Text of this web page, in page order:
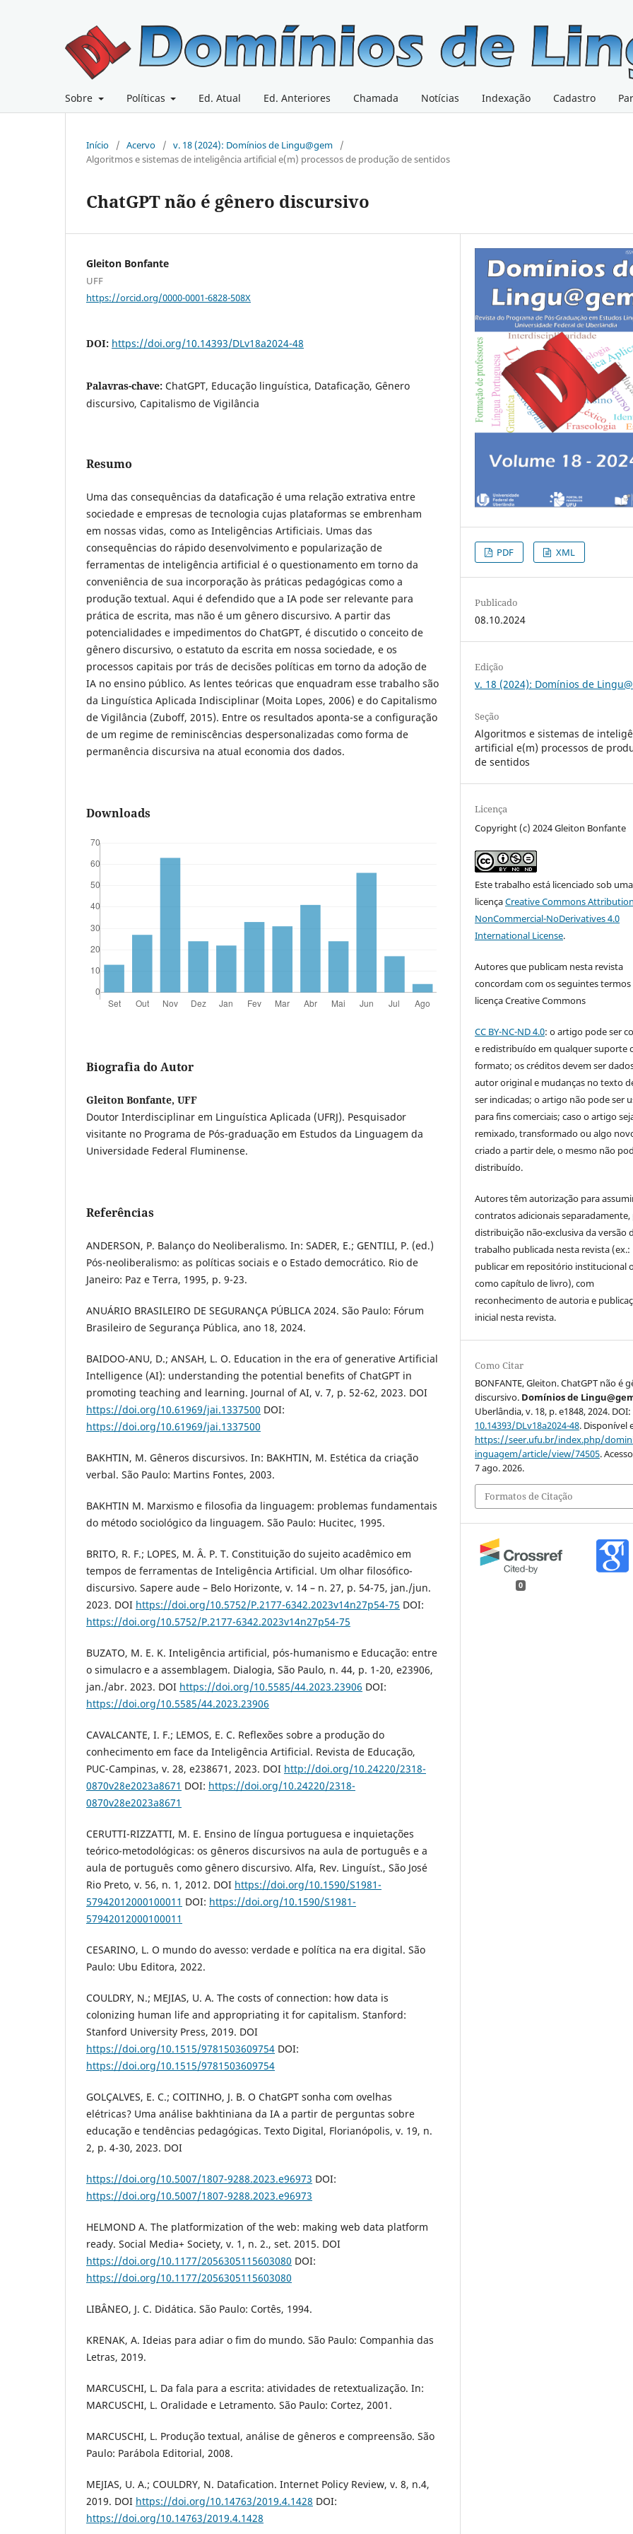
Sobre Políticas Ed. Atual Ed. Anteriores Chamada Notícias Indexação Cadastro
Início / Acervo / v. 18 (2024): Domínios de Lingu@gem
/
Algoritmos e sistemas de inteligência artificial e(m) processos de produção de sentidos
ChatGPT não é gênero discursivo
Gleiton Bonfante
UFF
https://orcid.org/0000-0001-6828-508X
DOI: https://doi.org/10.14393/DLv18a2024-48
Palavras-chave: ChatGPT, Educação linguística, Dataficação, Gênero
discursivo, Capitalismo de Vigilância
Resumo
Uma das consequências da dataficação é uma relação extrativa entre
sociedade e empresas de tecnologia cujas plataformas se embrenham
em nossas vidas, como as Inteligências Artificiais. Umas das
consequências do rápido desenvolvimento e popularização de
ferramentas de inteligência artificial é o questionamento em torno da
conveniência de sua incorporação às práticas pedagógicas como a
produção textual. Aqui é defendido que a IA pode ser relevante para
prática de escrita, mas não é um gênero discursivo. A partir das
potencialidades e impedimentos do ChatGPT, é discutido o conceito de
gênero discursivo, o estatuto da escrita em nossa sociedade, e os
processos capitais por trás de decisões políticas em torno da adoção de
IA no ensino público. As lentes teóricas que enquadram esse trabalho são
da Linguística Aplicada Indisciplinar (Moita Lopes, 2006) e do Capitalismo
de Vigilância (Zuboff, 2015). Entre os resultados aponta-se a configuração
de um regime de reminiscências despersonalizadas como forma de
permanência discursiva na atual economia dos dados.
Downloads
Biografia do Autor
Gleiton Bonfante, UFF
Doutor Interdisciplinar em Linguística Aplicada (UFRJ). Pesquisador
visitante no Programa de Pós-graduação em Estudos da Linguagem da
Universidade Federal Fluminense.
Referências
ANDERSON, P. Balanço do Neoliberalismo. In: SADER, E.; GENTILI, P. (ed.)
Pós-neoliberalismo: as políticas sociais e o Estado democrático. Rio de
Janeiro: Paz e Terra, 1995, p. 9-23.
ANUÁRIO BRASILEIRO DE SEGURANÇA PÚBLICA 2024. São Paulo: Fórum
Brasileiro de Segurança Pública, ano 18, 2024.
BAIDOO-ANU, D.; ANSAH, L. O. Education in the era of generative Artificial
Intelligence (AI): understanding the potential benefits of ChatGPT in
promoting teaching and learning. Journal of AI, v. 7, p. 52-62, 2023. DOI
https://doi.org/10.61969/jai.1337500 DOI:
https://doi.org/10.61969/jai.1337500
BAKHTIN, M. Gêneros discursivos. In: BAKHTIN, M. Estética da criação
verbal. São Paulo: Martins Fontes, 2003.
BAKHTIN M. Marxismo e filosofia da linguagem: problemas fundamentais
do método sociológico da linguagem. São Paulo: Hucitec, 1995.
BRITO, R. F.; LOPES, M. Â. P. T. Constituição do sujeito acadêmico em
tempos de ferramentas de Inteligência Artificial. Um olhar filosófico-
discursivo. Sapere aude – Belo Horizonte, v. 14 – n. 27, p. 54-75, jan./jun.
2023. DOI https://doi.org/10.5752/P.2177-6342.2023v14n27p54-75 DOI:
https://doi.org/10.5752/P.2177-6342.2023v14n27p54-75
BUZATO, M. E. K. Inteligência artificial, pós-humanismo e Educação: entre
o simulacro e a assemblagem. Dialogia, São Paulo, n. 44, p. 1-20, e23906,
jan./abr. 2023. DOI https://doi.org/10.5585/44.2023.23906 DOI:
https://doi.org/10.5585/44.2023.23906
CAVALCANTE, I. F.; LEMOS, E. C. Reflexões sobre a produção do
conhecimento em face da Inteligência Artificial. Revista de Educação,
PUC-Campinas, v. 28, e238671, 2023. DOI http://doi.org/10.24220/2318-
0870v28e2023a8671 DOI: https://doi.org/10.24220/2318-
0870v28e2023a8671
CERUTTI-RIZZATTI, M. E. Ensino de língua portuguesa e inquietações
teórico-metodológicas: os gêneros discursivos na aula de português e a
aula de português como gênero discursivo. Alfa, Rev. Linguíst., São José
Rio Preto, v. 56, n. 1, 2012. DOI https://doi.org/10.1590/S1981-
57942012000100011 DOI: https://doi.org/10.1590/S1981-
57942012000100011
CESARINO, L. O mundo do avesso: verdade e política na era digital. São
Paulo: Ubu Editora, 2022.
COULDRY, N.; MEJIAS, U. A. The costs of connection: how data is
colonizing human life and appropriating it for capitalism. Stanford:
Stanford University Press, 2019. DOI
https://doi.org/10.1515/9781503609754 DOI:
https://doi.org/10.1515/9781503609754
GOLÇALVES, E. C.; COITINHO, J. B. O ChatGPT sonha com ovelhas
elétricas? Uma análise bakhtiniana da IA a partir de perguntas sobre
educação e tendências pedagógicas. Texto Digital, Florianópolis, v. 19, n.
2, p. 4-30, 2023. DOI
https://doi.org/10.5007/1807-9288.2023.e96973 DOI:
https://doi.org/10.5007/1807-9288.2023.e96973
HELMOND A. The platformization of the web: making web data platform
ready. Social Media+ Society, v. 1, n. 2., set. 2015. DOI
https://doi.org/10.1177/2056305115603080 DOI:
https://doi.org/10.1177/2056305115603080
LIBÂNEO, J. C. Didática. São Paulo: Cortês, 1994.
KRENAK, A. Ideias para adiar o fim do mundo. São Paulo: Companhia das
Letras, 2019.
MARCUSCHI, L. Da fala para a escrita: atividades de retextualização. In:
MARCUSCHI, L. Oralidade e Letramento. São Paulo: Cortez, 2001.
MARCUSCHI, L. Produção textual, análise de gêneros e compreensão. São
Paulo: Parábola Editorial, 2008.
MEJIAS, U. A.; COULDRY, N. Datafication. Internet Policy Review, v. 8, n.4,
2019. DOI https://doi.org/10.14763/2019.4.1428 DOI:
https://doi.org/10.14763/2019.4.1428
PDF XML
Publicado
08.10.2024
Edição
v. 18 (2024): Domínios de
Seção
Algoritmos e sistemas de
artificial e(m) processos de
de sentidos
Licença
Copyright (c) 2024 Gleiton Bonfante
Este trabalho está licenciado sob uma
licençaCreative Commons
NonCommercial-NoDerivatives 4.0
International License.
Autores que publicam nesta revista
concordam com os seguintes termos
licença Creative Commons
CC BY-NC-ND 4.0: o artigo pode ser
e redistribuído em qualquer suporte
formato; os créditos devem ser
autor original e mudanças no texto
ser indicadas; o artigo não pode ser
para fins comerciais; caso o artigo
remixado, transformado ou algo
criado a partir dele, o mesmo não
distribuído.
Autores têm autorização para
contratos adicionais separadamente,
distribuição não-exclusiva da versão
trabalho publicada nesta revista (ex.:
publicar em repositório institucional
como capítulo de livro), com
reconhecimento de autoria e
inicial nesta revista.
Como Citar
BONFANTE, Gleiton. ChatGPT não é
discursivo. Domínios de
Uberlândia, v. 18, p. e1848, 2024. DOI:
10.14393/DLv18a2024-48. Disponível
https://seer.ufu.br/index.php/
inguagem/article/view/74505.
7 ago. 2026.
Formatos de Citação
0